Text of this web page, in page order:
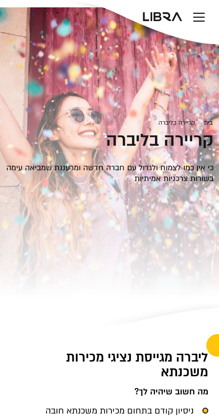
בית קריירה בליברה
קריירהבליברה
כי אין כמו לצמוח ולגדול עם חברה חדשה ומרעננת שמביאה עימה
בשורות צרכניות אמיתיות
ליברה מגייסת נציגי מכירות
משכנתא
מה חשוב שיהיה לך?
ניסיון קודם בתחום מכירות משכנתא חובה